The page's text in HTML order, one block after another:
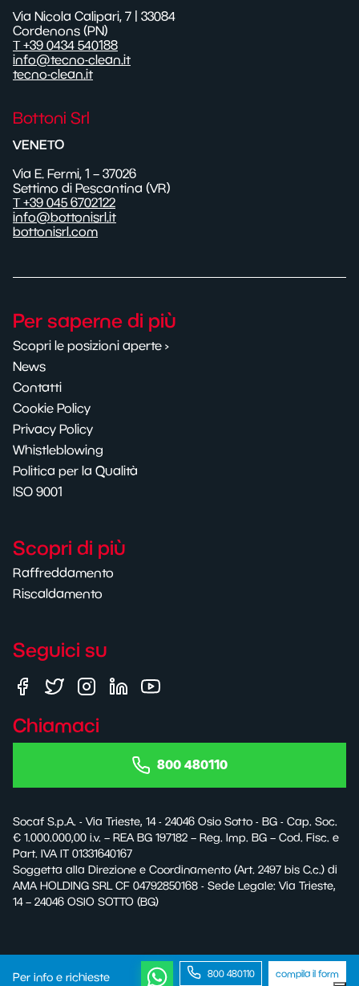
Via Nicola Calipari, 7 | 33084
Cordenons (PN)
T +39 0434 540188
info@tecno-clean.it
tecno-clean.it
Bottoni Srl
VENETO
Via E. Fermi, 1 – 37026
Settimo di Pescantina (VR)
T +39 045 6702122
info@bottonisrl.it
bottonisrl.com
Per saperne di più
Scopri le posizioni aperte ›
News
Contatti
Cookie Policy
Privacy Policy
Whistleblowing
Politica per la Qualità
ISO 9001
Scopri di più
Raffreddamento
Riscaldamento
Seguici su
Chiamaci
800 480110
Socaf S.p.A. - Via Trieste, 14 - 24046 Osio Sotto - BG - Cap. Soc.
€ 1.000.000,00 i.v. – REA BG 197182 – Reg. Imp. BG – Cod. Fisc. e
Part. IVA IT 01331640167
Soggetta alla Direzione e Coordinamento (Art. 2497 bis C.c.) di
AMA HOLDING SRL CF 04792850168 - Sede Legale: Via Trieste,
14 – 24046 OSIO SOTTO (BG)
Per info e richieste 800 480110 compila il form